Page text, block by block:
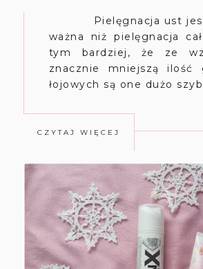
Pielęgnacja ust jest
ważna niż pielęgnacja
tym bardziej, że ze
znacznie mniejszą ilość
łojowych są one dużo
CZYTAJ WIĘCEJ